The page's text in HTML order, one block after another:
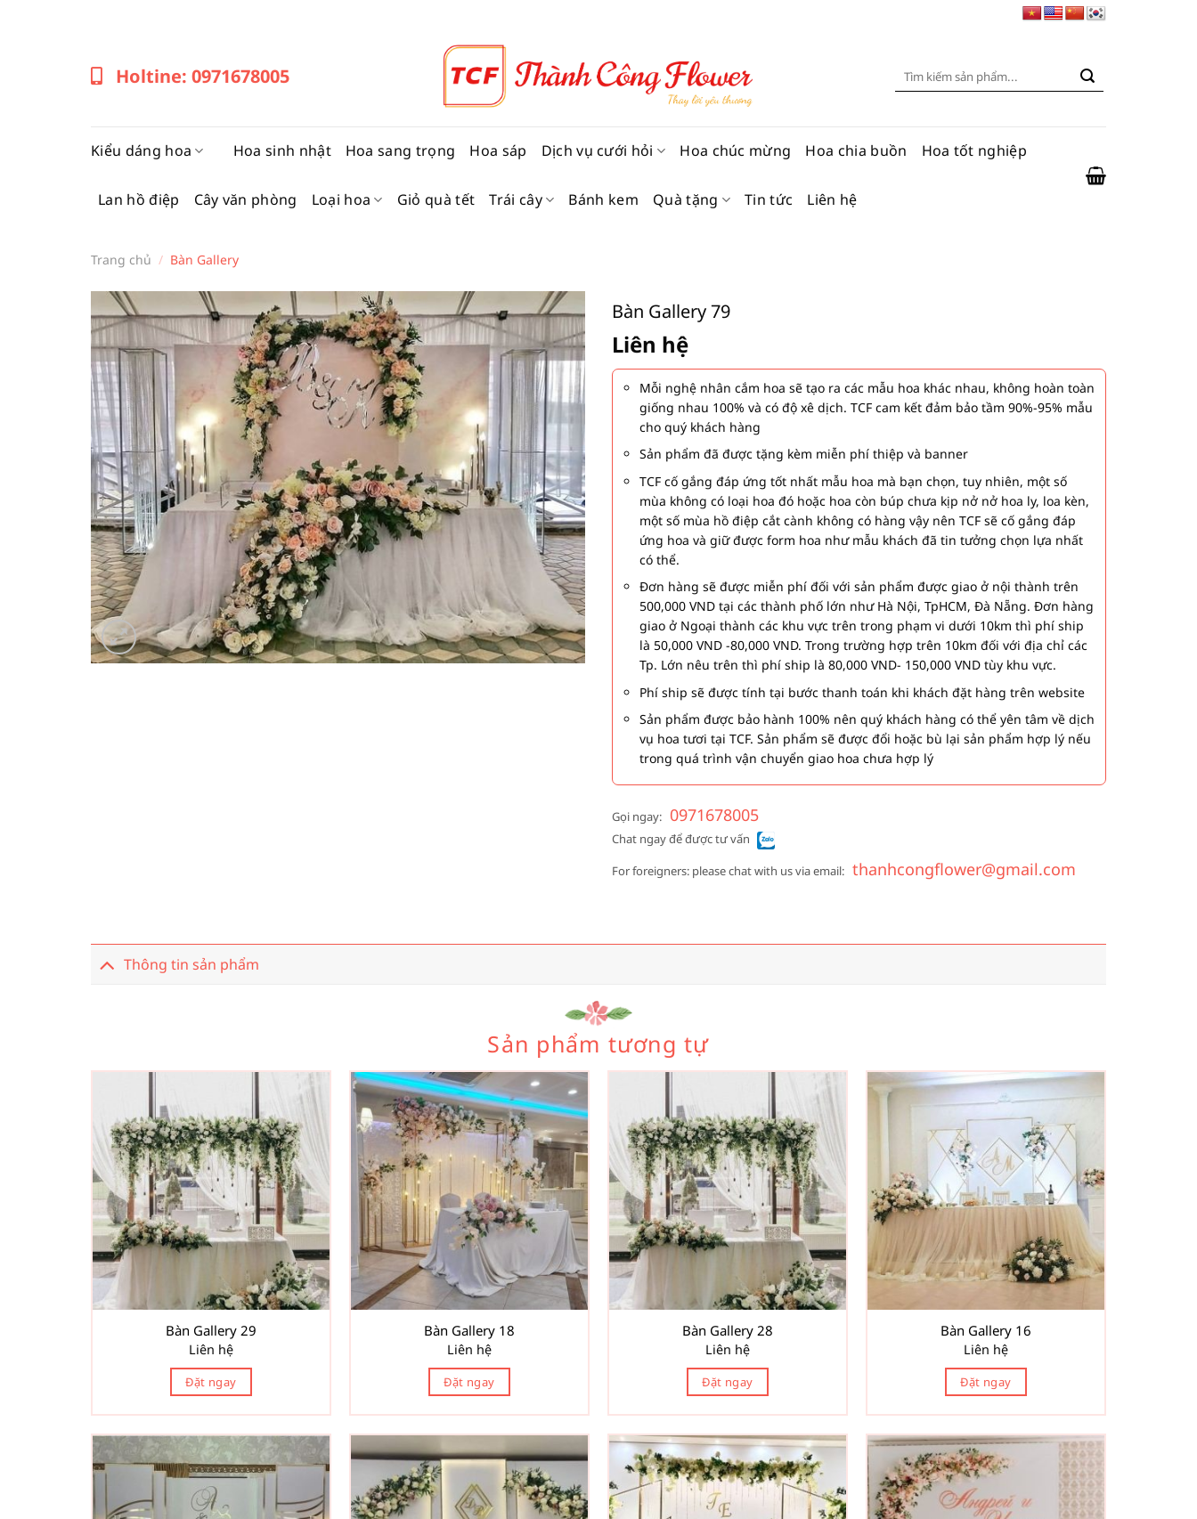
Holtine: 0971678005
Tìm
Kiểu dáng hoa Hoa sinh nhật Hoa sang trọng Hoa sáp Dịch vụ cưới hỏi Hoa chúc mừng Hoa chia buồn Hoa tốt nghiệp
Lan hồ điệp Cây văn phòng Loại hoa Giỏ quà tết Trái cây Bánh kem Quà tặng Tin tức Liên hệ
Trang chủ / Bàn Gallery
Bàn Gallery 79
Liên hệ
Mỗi nghệ nhân cắm hoa sẽ tạo ra các mẫu hoa khác nhau, không hoàn toàn
giống nhau 100% và có độ xê dịch. TCF cam kết đảm bảo tầm 90%-95% mẫu
cho quý khách hàng
Sản phẩm đã được tặng kèm miễn phí thiệp và banner
TCF cố gắng đáp ứng tốt nhất mẫu hoa mà bạn chọn, tuy nhiên, một số
mùa không có loại hoa đó hoặc hoa còn búp chưa kịp nở nở hoa ly, loa kèn,
một số mùa hồ điệp cắt cành không có hàng vậy nên TCF sẽ cố gắng đáp
ứng hoa và giữ được form hoa như mẫu khách đã tin tưởng chọn lựa nhất
có thể.
Đơn hàng sẽ được miễn phí đối với sản phẩm được giao ở nội thành trên
500,000 VND tại các thành phố lớn như Hà Nội, TpHCM, Đà Nẵng. Đơn hàng
giao ở Ngoại thành các khu vực trên trong phạm vi dưới 10km thì phí ship
là 50,000 VND -80,000 VND. Trong trường hợp trên 10km đối với địa chỉ các
Tp. Lớn nêu trên thì phí ship là 80,000 VND- 150,000 VND tùy khu vực.
Phí ship sẽ được tính tại bước thanh toán khi khách đặt hàng trên website
Sản phẩm được bảo hành 100% nên quý khách hàng có thể yên tâm về dịch
vụ hoa tươi tại TCF. Sản phẩm sẽ được đổi hoặc bù lại sản phẩm hợp lý nếu
trong quá trình vận chuyển giao hoa chưa hợp lý
Gọi ngay: 0971678005
Chat ngay để được tư vấn
For foreigners: please chat with us via email: thanhcongflower@gmail.com
Thông tin sản phẩm
Sản phẩm tương tự
Bàn Gallery 29
Liên hệ
Đặt ngay
Bàn Gallery 18
Liên hệ
Đặt ngay
Bàn Gallery 28
Liên hệ
Đặt ngay
Bàn Gallery 16
Liên hệ
Đặt ngay